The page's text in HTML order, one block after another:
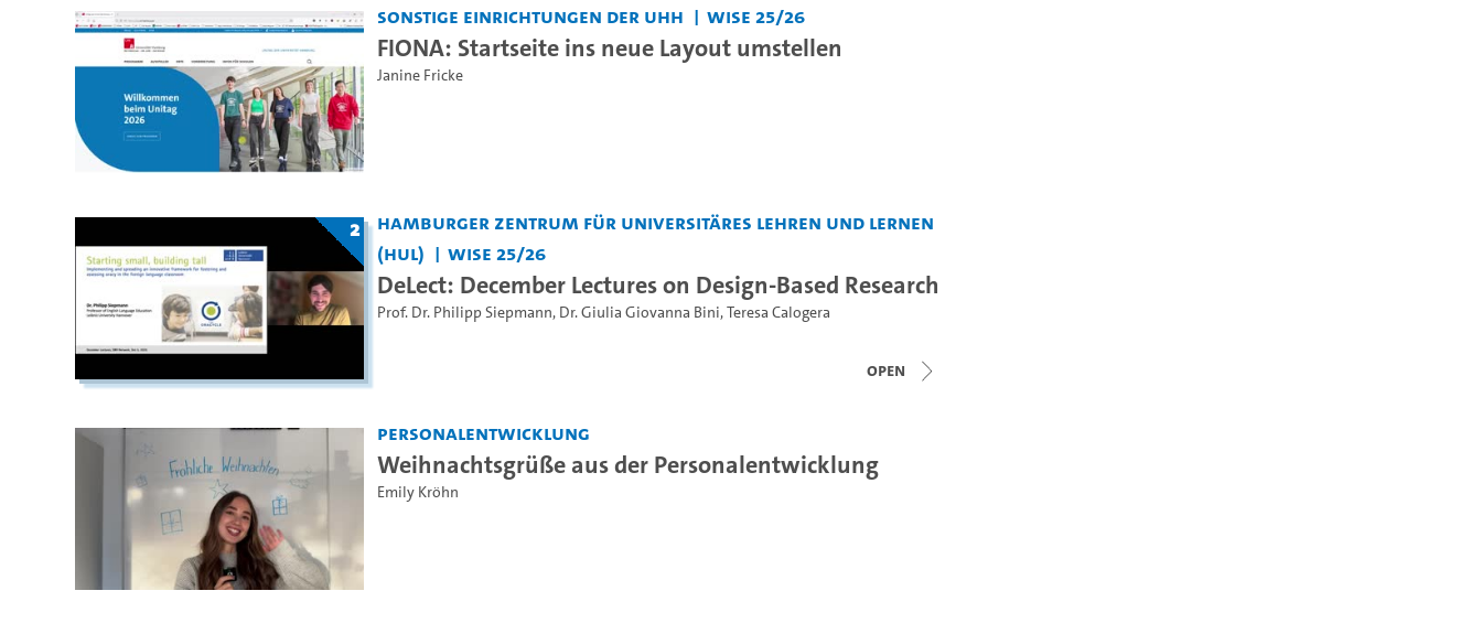
Sonstige Einrichtungen der UHH WiSe 25/26
FIONA: Startseite ins neue Layout umstellen
Janine Fricke
2
Hamburger Zentrum für Universitäres Lehren und Lernen
(HUL)
WiSe 25/26
DeLect: December Lectures on Design-Based Research
Prof. Dr. Philipp Siepmann, Dr. Giulia Giovanna Bini,Teresa Calogera
open
Personalentwicklung
Weihnachtsgrüße aus der Personalentwicklung
Emily Kröhn